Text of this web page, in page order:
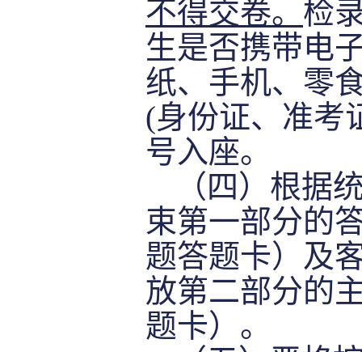
不得交卷。 检
生是否携带电
纸、手机、零
(身份证、准考
号入座。
（ 四 ） 根据
束第一部分的
题答题卡）及
放第二部分的
题卡）。